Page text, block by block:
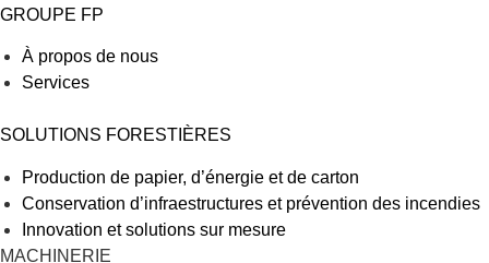
GROUPE FP
À propos de nous
Services
SOLUTIONS FORESTIÈRES
Production de papier, d’énergie et de carton
Conservation d’infraestructures et prévention des incendies
Innovation et solutions sur mesure
MACHINERIE